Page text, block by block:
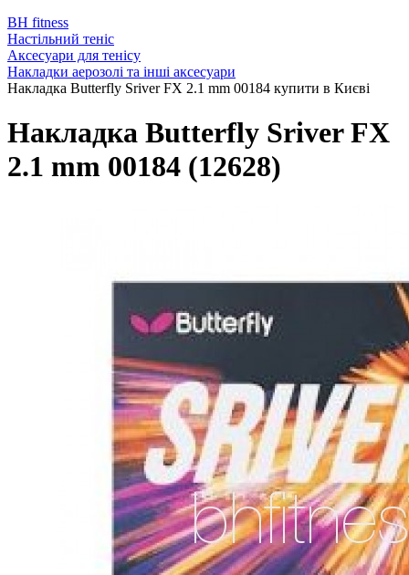
BH fitness
Настільний теніс
Аксесуари для тенісу
Накладки аерозолі та інші аксесуари
Накладка Butterfly Sriver FX 2.1 mm 00184 купити в Києві
Накладка Butterfly Sriver FX
2.1 mm 00184 (12628)